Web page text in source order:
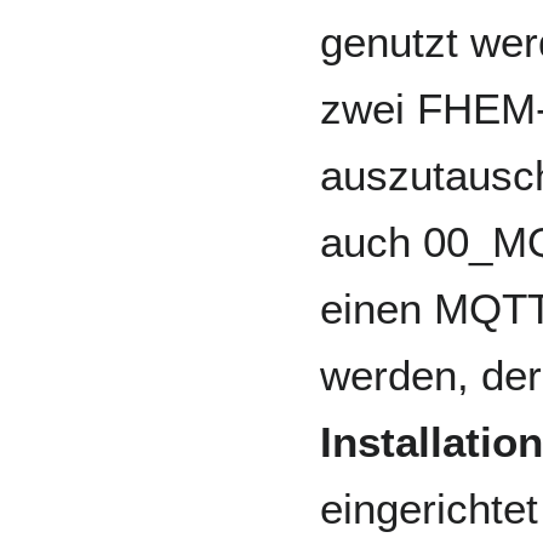
genutzt
zwei
auch
einen
werden,
Installation